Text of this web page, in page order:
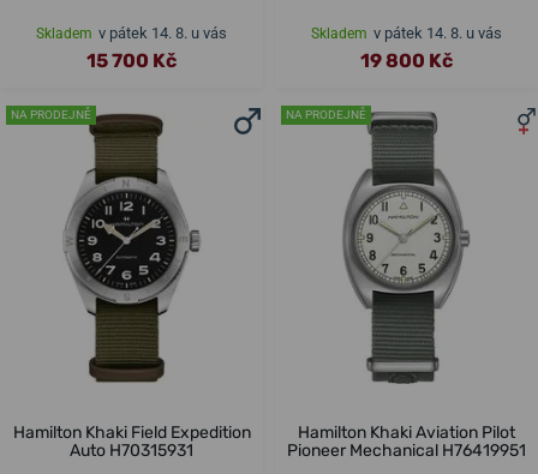
Skladem v pátek 14. 8. u vás
15 700 Kč
Skladem v pátek 14. 8. u vás
19 800 Kč
NA PRODEJNĚ
Hamilton Khaki Field Expedition
Auto H70315931
NA PRODEJNĚ
Hamilton Khaki Aviation Pilot
Pioneer Mechanical H76419951